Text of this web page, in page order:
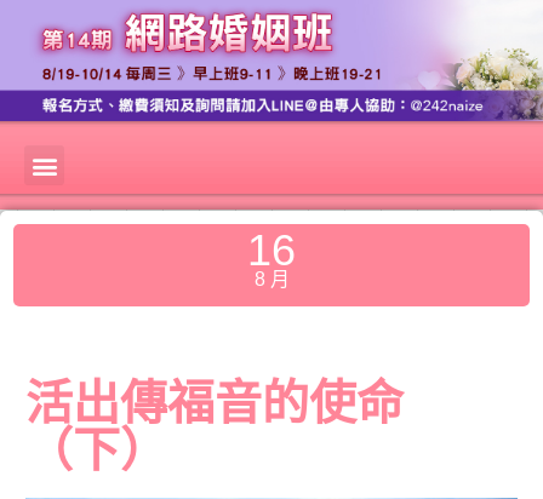
16
8 月
活出傳福音的使命
（下）